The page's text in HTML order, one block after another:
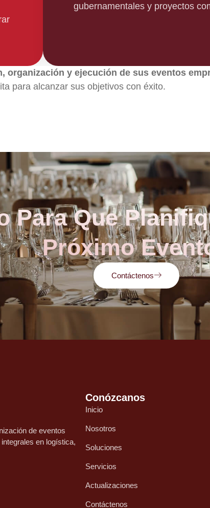
gubernamentales y proyectos
organización y ejecución de sus eventos
para alcanzar sus objetivos con éxito.
Para Que
Próximo
Contáctenos
de eventos
en logística,
Conózcanos
Inicio
Nosotros
Soluciones
Servicios
Actualizaciones
Contáctenos